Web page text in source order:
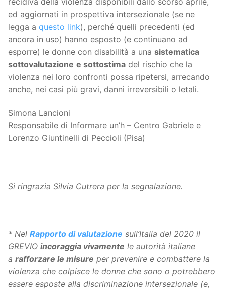
ed aggiornati in prospettiva intersezionale (se ne
legga a questo link), perché quelli precedenti (ed
ancora in uso) hanno esposto (e continuano ad
esporre) le donne con disabilità a una sistematica
sottovalutazione e sottostima del rischio che la
violenza nei loro confronti possa ripetersi, arrecando
anche, nei casi più gravi, danni irreversibili o letali.
Simona Lancioni
Responsabile di Informare un’h – Centro Gabriele e
Lorenzo Giuntinelli di Peccioli (Pisa)
Si ringrazia Silvia Cutrera per la segnalazione.
* Nel Rapporto di valutazione sull’Italia del 2020 il
GREVIO incoraggia vivamente le autorità italiane
a rafforzare le misure per prevenire e combattere la
violenza che colpisce le donne che sono o potrebbero
essere esposte alla discriminazione intersezionale (e,